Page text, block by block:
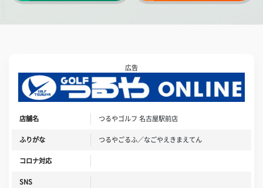
広告
店舗名 つるやゴルフ 名古屋駅前店
ふりがな つるやごるふ／なごやえきまえてん
コロナ対応
SNS